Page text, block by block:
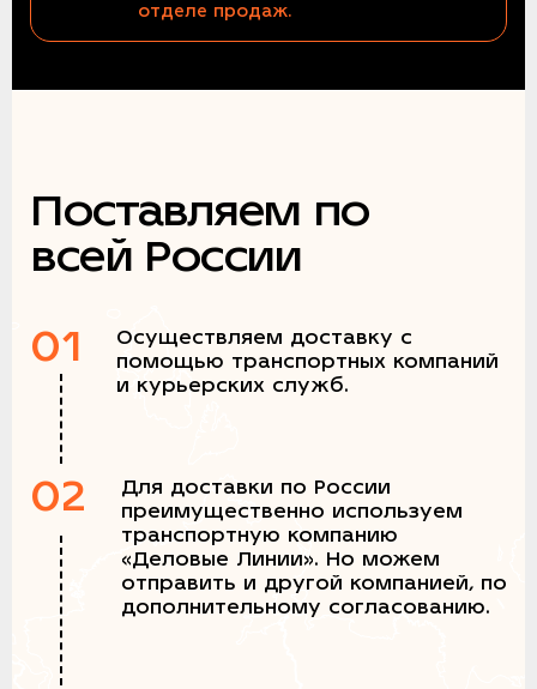
отделе продаж.
Поставляем по
всей России
01
Осуществляем доставку с
помощью транспортных компаний
и курьерских служб.
02
Для доставки по России
преимущественно используем
транспортную компанию
«Деловые Линии». Но можем
отправить и другой компанией, по
дополнительному согласованию.